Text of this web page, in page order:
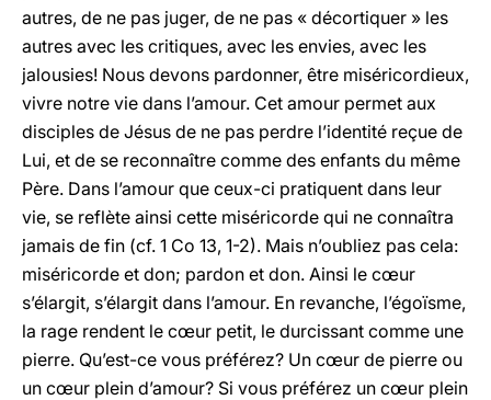
autres, de ne pas juger, de ne pas « décortiquer » les
autres avec les critiques, avec les envies, avec les
jalousies! Nous devons pardonner, être miséricordieux,
vivre notre vie dans l’amour. Cet amour permet aux
disciples de Jésus de ne pas perdre l’identité reçue de
Lui, et de se reconnaître comme des enfants du même
Père. Dans l’amour que ceux-ci pratiquent dans leur
vie, se reflète ainsi cette miséricorde qui ne connaîtra
jamais de fin (cf. 1 Co 13, 1-2). Mais n’oubliez pas cela:
miséricorde et don; pardon et don. Ainsi le cœur
s’élargit, s’élargit dans l’amour. En revanche, l’égoïsme,
la rage rendent le cœur petit, le durcissant comme une
pierre. Qu’est-ce vous préférez? Un cœur de pierre ou
un cœur plein d’amour? Si vous préférez un cœur plein